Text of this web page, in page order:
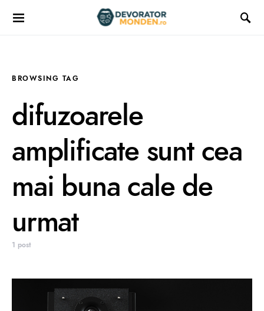
BROWSING TAG
difuzoarele
amplificate sunt cea
mai buna cale de
urmat
1 post